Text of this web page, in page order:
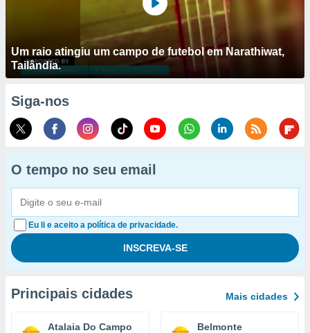
Um raio atingiu um campo de futebol em Narathiwat,
Tailândia.
Siga-nos
O tempo no seu email
Eu li e aceito a política de privacidade.
Principais cidades Mais cidades
Atalaia Do Campo Belmonte